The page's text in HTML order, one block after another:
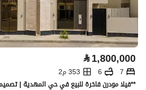
⃁1,800,000
7
6
353 م2